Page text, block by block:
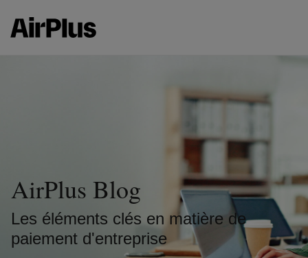
AirPlus Blog
Les éléments clés en matière de
paiement d'entreprise